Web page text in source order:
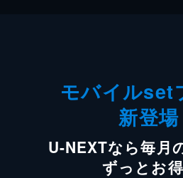
モバイルset
新登場
U-NEXTなら毎月
ずっとお